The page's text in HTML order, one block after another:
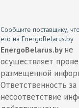
Сообщите поставщику,
его на EnergoBelarus.by
EnergoBelarus.by не
осуществляет
размещенной
Ответственность за
несоответствие